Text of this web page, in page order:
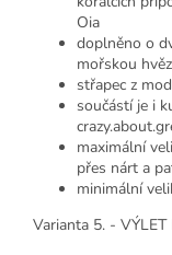
Oia
doplněno o
mořskou
střapec z
součástí je i
maximální
přes nárt a
minimální
Varianta 5. - VÝLET